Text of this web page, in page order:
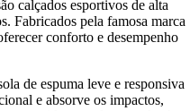
calçados esportivos de alta
Fabricados pela famosa marca
conforto e desempenho
de espuma leve e responsiva
e absorve os impactos,